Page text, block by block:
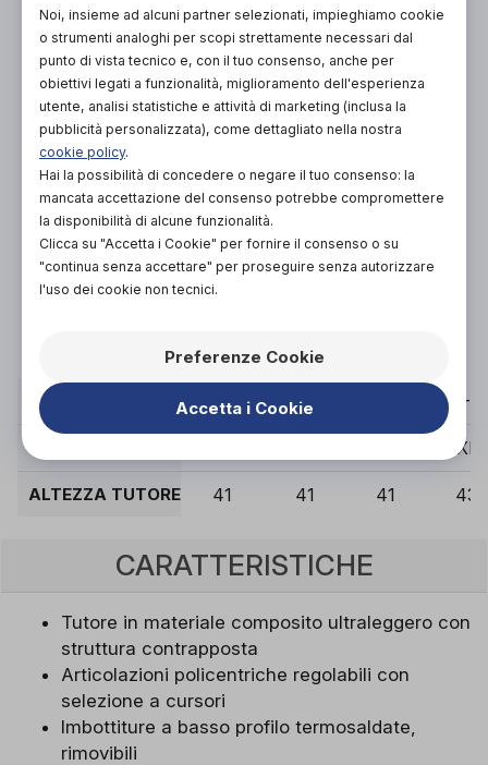
Organizza prova in negozio
Scarica il coupon
L'acquisto in negozio è raccomandato per
garantire il corretto supporto da parte di un
tecnico ortopedico specializzato.
CIRCONFERENZA COSCIA - 15 CM SOPRA LA ROTULA
39 - 46 46 - 53 60 -
XL
ALTEZZA TUTORE (CM)41 41 41 43
CARATTERISTICHE
Tutore in materiale composito ultraleggero con
struttura contrapposta
Articolazioni policentriche regolabili con
selezione a cursori
Imbottiture a basso profilo termosaldate,
rimovibili
Noi, insieme ad alcuni partner selezionati, impieghiamo cookie
o strumenti analoghi per scopi strettamente necessari dal
punto di vista tecnico e, con il tuo consenso, anche per
obiettivi legati a funzionalità, miglioramento dell'esperienza
utente, analisi statistiche e attività di marketing (inclusa la
pubblicità personalizzata), come dettagliato nella nostra
cookie policy.
Hai la possibilità di concedere o negare il tuo consenso: la
mancata accettazione del consenso potrebbe compromettere
la disponibilità di alcune funzionalità.
Clicca su "Accetta i Cookie" per fornire il consenso o su
"continua senza accettare" per proseguire senza autorizzare
l'uso dei cookie non tecnici.
Preferenze Cookie
Accetta i Cookie